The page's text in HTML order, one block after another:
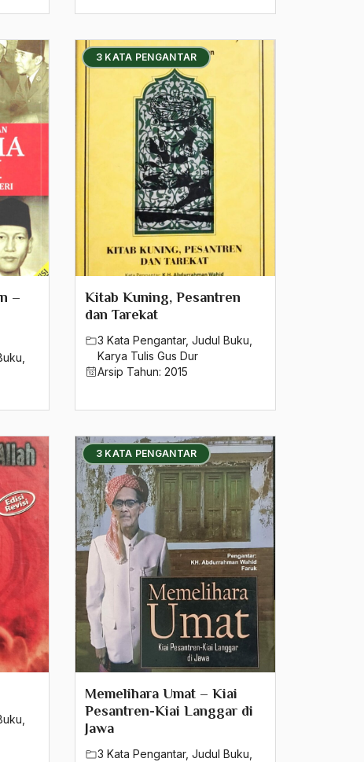
–
3 KATA PENGANTAR
Kitab Kuning, Pesantren
dan Tarekat
3 Kata Pengantar, Judul Buku
Karya Tulis Gus Dur
Arsip Tahun: 2015
3 KATA PENGANTAR
Memelihara Umat – Kiai
Pesantren-Kiai Langgar di
Jawa
3 Kata Pengantar, Judul Buku